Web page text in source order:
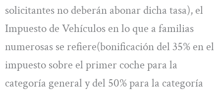
solicitantes no deberán abonar dicha tasa), el
Impuesto de Vehículos en lo que a familias
numerosas se refiere(bonificación del 35% en el
impuesto sobre el primer coche para la
categoría general y del 50% para la categoría